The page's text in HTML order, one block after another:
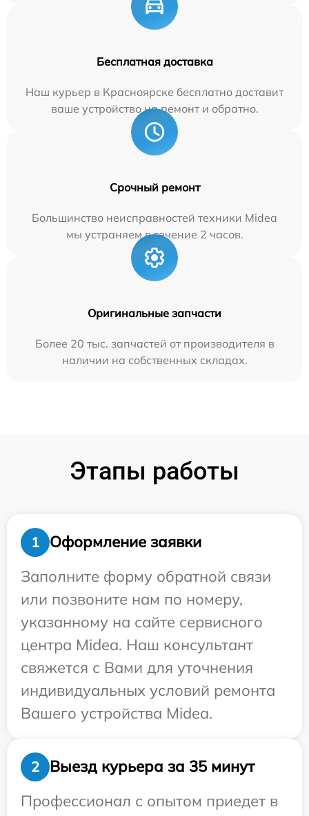
Бесплатная доставка
Наш курьер в Красноярске бесплатно доставит
ваше устройство на ремонт и обратно.
Срочный ремонт
Большинство неисправностей техники Midea
мы устраняем в течение 2 часов.
Оригинальные запчасти
Более 20 тыс. запчастей от производителя в
наличии на собственных складах.
Этапы работы
1
Оформление заявки
Заполните форму обратной связи
или позвоните нам по номеру,
указанному на сайте сервисного
центра Midea. Наш консультант
свяжется с Вами для уточнения
индивидуальных условий ремонта
Вашего устройства Midea.
2
Выезд курьера за 35 минут
Профессионал с опытом приедет в